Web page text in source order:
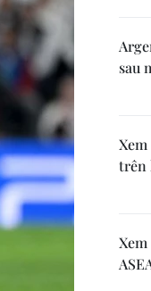
sau
trên